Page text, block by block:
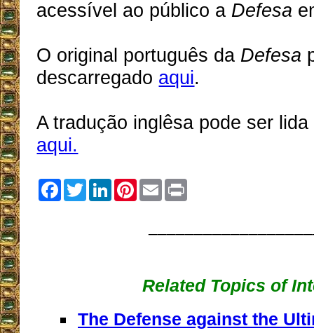
acessível ao público a Defesa
O original português da Defesa
descarregado aqui.
A tradução inglêsa pode ser
aqui.
Facebook
TwitterLinkedInPinterest
EmailPrint
Related Topics of
The Defense against the